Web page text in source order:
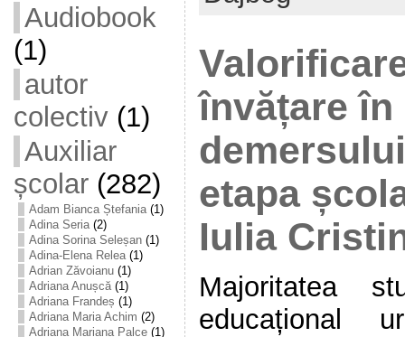
Audiobook
(1)
autor
colectiv(1)
Auxiliar
școlar(282)
Adam Bianca Ștefania(1)
Adina Seria(2)
Adina Sorina Seleșan(1)
Adina-Elena Relea(1)
Adrian Zăvoianu(1)
Adriana Anușcă(1)
Adriana Frandeș (1)
Adriana Maria Achim (2)
Adriana Mariana Palce(1)
învățare în
etapa
Iulia
Majoritatea
educațional